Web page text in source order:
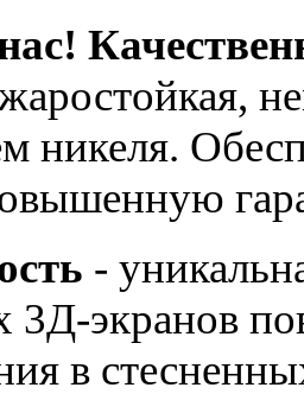
никеля.
-
3Д-экранов
в